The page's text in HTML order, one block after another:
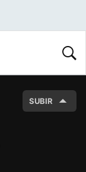
SUBIR